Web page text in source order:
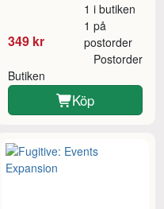
349 kr
1 i butiken
1 på
postorder
Butiken
Postorder
Köp